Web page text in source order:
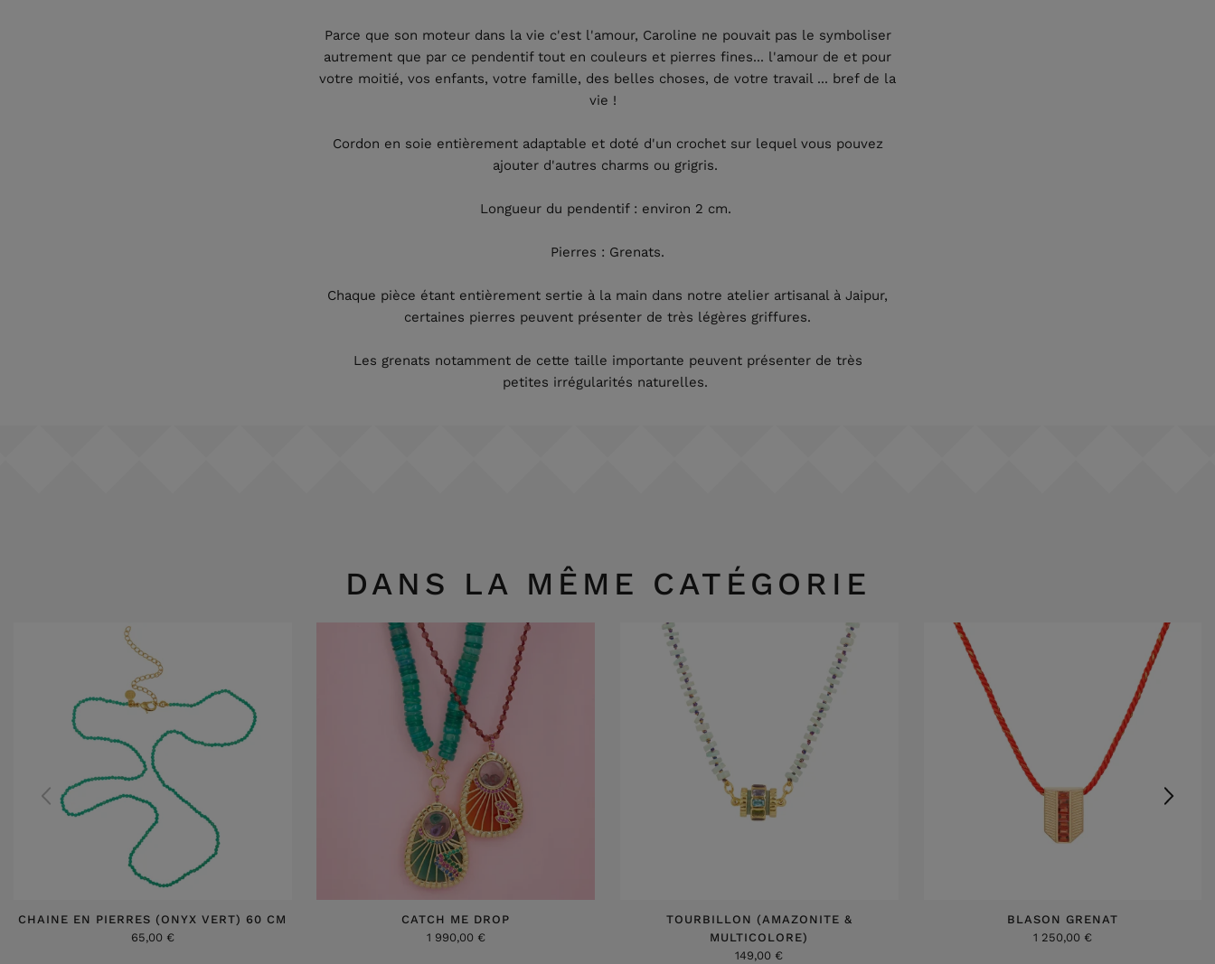
Parce que son moteur dans la vie c'est l'amour, Caroline ne pouvait pas le symboliser
autrement que par ce pendentif tout en couleurs et pierres fines... l'amour de et pour
votre moitié, vos enfants, votre famille, des belles choses, de votre travail ... bref de la
vie !
Cordon en soie entièrement adaptable et doté d'un crochet sur lequel vous pouvez
ajouter d'autres charms ou grigris.
Longueur du pendentif : environ 2 cm.
Pierres : Grenats.
Chaque pièce étant entièrement sertie à la main dans notre atelier artisanal à Jaipur,
certaines pierres peuvent présenter de très légères griffures.
Les grenats notamment de cette taille importante peuvent présenter de très
petites irrégularités naturelles.
DANS LA MÊME CATÉGORIE
CHAINE EN PIERRES (ONYX VERT) 60 CM
65,00 €
CATCH ME DROP
1 990,00 €
TOURBILLON (AMAZONITE &
MULTICOLORE)
149,00 €
BLASON GRENAT
1 250,00 €